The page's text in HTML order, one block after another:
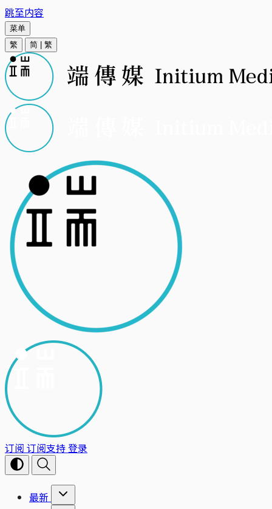
跳至内容
菜单
繁
简 繁
订阅 订阅支持登录
最新